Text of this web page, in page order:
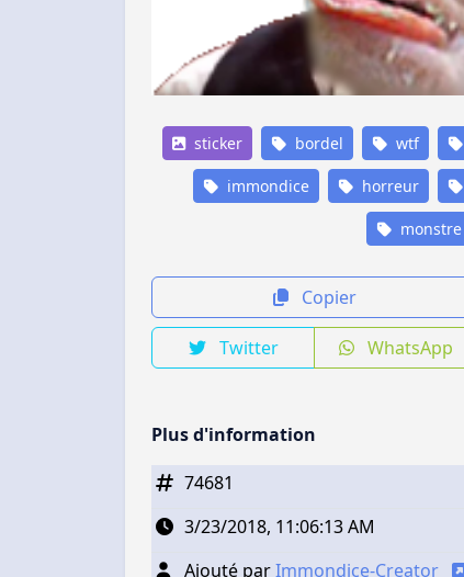
sticker bordel wtf
immondice horreur
monstre
Copier
Twitter WhatsApp
Plus d'information
74681
3/23/2018, 11:06:13 AM
Ajouté parImmondice-Creator